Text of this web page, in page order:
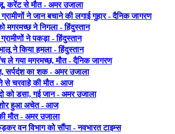
करेंट से मौत - अमर उजाला
ने जान बचाने की लगाई गुहार - दैनिक जागरण
मगरमच्छ ने निगला - हिंदुस्तान
ने पकड़ा - हिंदुस्तान
ने किया हमला - हिंदुस्तान
ले गया मगरमच्छ, मौत - दैनिक जागरण
सर्पदंश का शक - अमर उजाला
से चरवाहे की मौत - आज
को डसा, गई जान - अमर उजाला
हुआ अचेत - आज
मौत - अमर उजाला
वन विभाग को सौंपा - नवभारत टाइम्स